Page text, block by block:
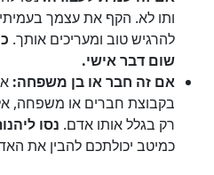
ותו לא. הקף את עצמך
להרגיש טוב ומעריכים אותך.
שום דבר אישי.
אם זה חבר או בן משפחה:
בקבוצת חברים או משפחה,
רק בגלל אותו אדם. נסו
כמיטב יכולתכם להבין את